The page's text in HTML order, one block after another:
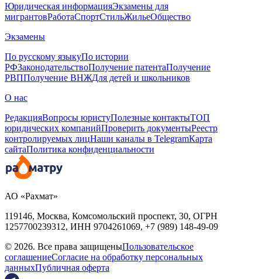
Юридическая информацияЭкзамены для
мигрантовРаботаСпортСтильЖильеОбщество
Экзамены
По русскому языкуПо истории
РФЗаконодательствоПолучение патентаПолучение
РВППолучение ВНЖДля детей и школьников
О нас
РедакцияВопросы юристуПолезные контактыТОП
юридических компанийПроверить документыРеестр
контролируемых лицНаши каналы в TelegramКарта
сайтаПолитика конфиденциальности
АО «Рахмат»
119146, Москва, Комсомольский проспект, 30, ОГРН
1257700239312, ИНН 9704261069, +7 (989) 148-49-09
© 2026. Все права защищеныПользовательское
соглашениеСогласие на обработку персональных
данныхПубличная оферта